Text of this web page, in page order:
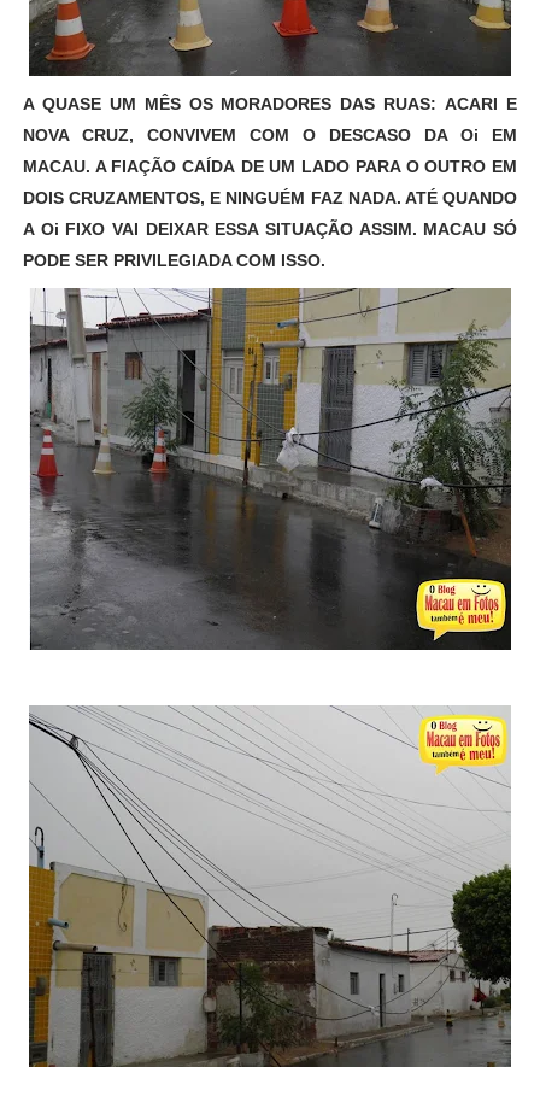
A QUASE UM MÊS OS MORADORES DAS RUAS: ACARI E
NOVA CRUZ, CONVIVEM COM O DESCASO DA Oi EM
MACAU. A FIAÇÃO CAÍDA DE UM LADO PARA O OUTRO EM
DOIS CRUZAMENTOS, E NINGUÉM FAZ NADA. ATÉ QUANDO
A Oi FIXO VAI DEIXAR ESSA SITUAÇÃO ASSIM. MACAU SÓ
PODE SER PRIVILEGIADA COM ISSO.